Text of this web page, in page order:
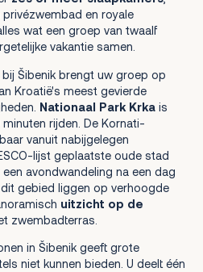
en royale
wat een groep van twaalf
vakantie samen.
Šibenik brengt uw groep op
Kroatië's meest gevierde
Nationaal Park Krkais
rijden. De Kornati-
vanuit nabijgelegen
lijst geplaatste oude stad
avondwandeling na een dag
gebied liggen op verhoogde
uitzicht op de
zwembadterras.
in Šibenik geeft grote
niet kunnen bieden. U deelt één